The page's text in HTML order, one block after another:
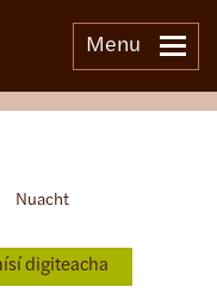
Menu
Nuacht
digiteacha